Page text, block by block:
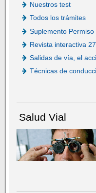
Nuestros test
Todos los trámites
Suplemento
Revista interactiva
Salidas de vía, el
Técnicas de
Salud Vial